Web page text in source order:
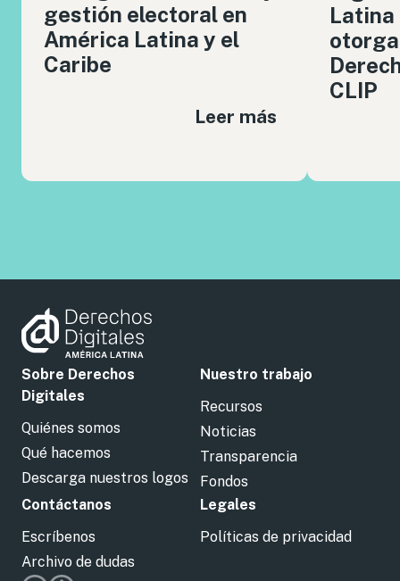
gestión electoral en
América Latina y el
Caribe
Leer más
Latina
CLIP
Sobre Derechos
Digitales
Quiénes somos
Qué hacemos
Descarga nuestros logos
Nuestro trabajo
Recursos
Noticias
Transparencia
Fondos
Contáctanos
Escríbenos
Archivo de dudas
Legales
Políticas de privacidad